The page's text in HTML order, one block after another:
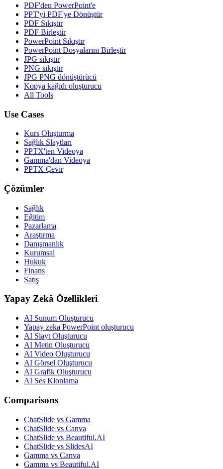
PDF'den PowerPoint'e
PPT'yi PDF'ye Dönüştür
PDF Sıkıştır
PDF Birleştir
PowerPoint Sıkıştır
PowerPoint Dosyalarını Birleştir
JPG sıkıştır
PNG sıkıştır
JPG PNG dönüştürücü
Kopya kağıdı oluşturucu
All Tools
Use Cases
Kurs Oluşturma
Sağlık Slaytları
PPTX'ten Videoya
Gamma'dan Videoya
PPTX Çevir
Çözümler
Sağlık
Eğitim
Pazarlama
Araştırma
Danışmanlık
Kurumsal
Hukuk
Finans
Satış
Yapay Zekâ Özellikleri
AI Sunum Oluşturucu
Yapay zeka PowerPoint oluşturucu
AI Slayt Oluşturucu
AI Metin Oluşturucu
AI Video Oluşturucu
AI Görsel Oluşturucu
AI Grafik Oluşturucu
AI Ses Klonlama
Comparisons
ChatSlide vs Gamma
ChatSlide vs Canva
ChatSlide vs Beautiful.AI
ChatSlide vs SlidesAI
Gamma vs Canva
Gamma vs Beautiful.AI